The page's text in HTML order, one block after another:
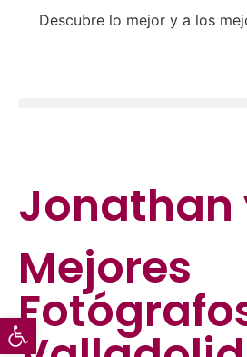
Abrir barra de
Descubre lo mejor y a los
Jonathan
Mejores